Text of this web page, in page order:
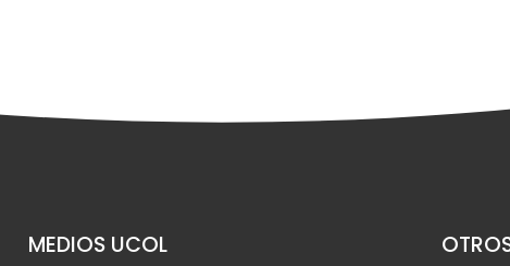
MEDIOS UCOL